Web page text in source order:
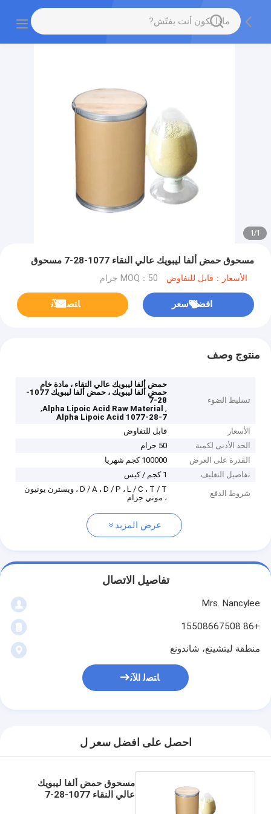
1
/
1
مسحوق حمض ألفا ليبويك عالي النقاء 1077-28-7 مسحوق
الأسعار：قابل للتفاوض MOQ：50 جرام
افضل سعر ﺎﺘﺼﻟ ﺍﻶﻧ
منتوج وصف
تسليط الضوء
حمض ألفا ليبويك عالي النقاء ، مادة خام
حمض ألفا ليبويك ، حمض ألفا ليبويك 1077-
28-7
,
Alpha Lipoic Acid Raw Material
,
Alpha Lipoic Acid 1077-28-7
الأسعار
قابل للتفاوض
الحد الأدنى لكمية
50 جرام
القدرة على العرض
100000 كجم شهريا
تفاصيل التغليف
1 كجم / كيس
شروط الدفع
D / A ، D / P ، L / C ، T / T ، ويسترن يونيون
، موني جرام
عرض المزيد
تفاصيل الاتصال
Mrs. Nancylee
+86 15508667508
منطقة ليتشينغ، شاندونغ
ﺎﺘﺼﻟ ﺍﻶﻧ
احصل على افضل سعر ل
مسحوق حمض ألفا ليبويك
عالي النقاء 1077-28-7